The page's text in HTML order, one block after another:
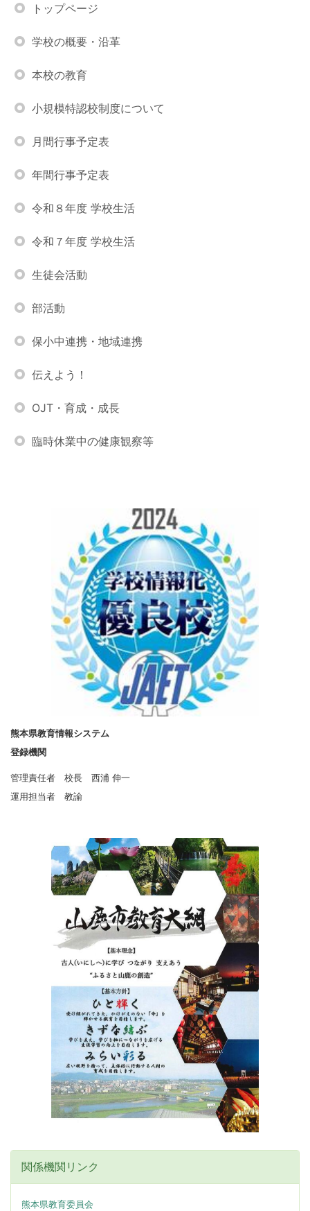
トップページ
学校の概要・沿革
本校の教育
小規模特認校制度について
月間行事予定表
年間行事予定表
令和８年度 学校生活
令和７年度 学校生活
生徒会活動
部活動
保小中連携・地域連携
伝えよう！
OJT・育成・成長
臨時休業中の健康観察等
熊本県教育情報システム
登録機関
管理責任者 校長 西浦 伸一
運用担当者 教諭
関係機関リンク
熊本県教育委員会